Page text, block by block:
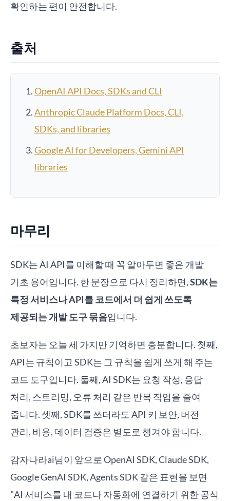
확인하는 편이 안전합니다.
출처
OpenAI API Docs, SDKs and CLI
Anthropic Claude Platform Docs, CLI,
SDKs, and libraries
Google AI for Developers, Gemini API
libraries
마무리
SDK는 AI API를 이해할 때 꼭 알아두면 좋은 개발
기초 용어입니다. 한 문장으로 다시 정리하면,SDK는
특정 서비스나 API를 코드에서 더 쉽게 쓰도록
제공되는 개발 도구 묶음입니다.
초보자는 오늘 세 가지만 기억하면 충분합니다. 첫째,
API는 규칙이고 SDK는 그 규칙을 쉽게 쓰게 해 주는
코드 도구입니다. 둘째, AI SDK는 요청 작성, 응답
처리, 스트리밍, 오류 처리 같은 반복 작업을 줄여
줍니다. 셋째, SDK를 쓰더라도 API 키 보안, 버전
관리, 비용, 데이터 검증은 별도로 챙겨야 합니다.
감자나라ai님이 앞으로 OpenAI SDK, Claude SDK,
Google GenAI SDK, Agents SDK 같은 표현을 보면
"AI 서비스를 내 코드나 자동화에 연결하기 위한 공식